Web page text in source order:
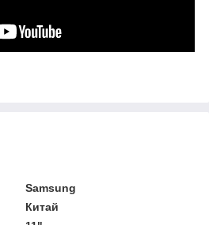
Samsung
Китай